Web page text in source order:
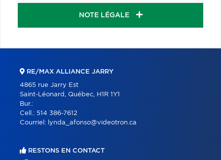
NOTE LÉGALE
RE/MAX ALLIANCE JARRY
4865 rue Jarry Est
Saint-Léonard, Québec, H1R 1Y1
Bur.:
Cell.: 514 386-7612
Courriel: lynda_afonso@videotron.ca
RESTONS EN CONTACT